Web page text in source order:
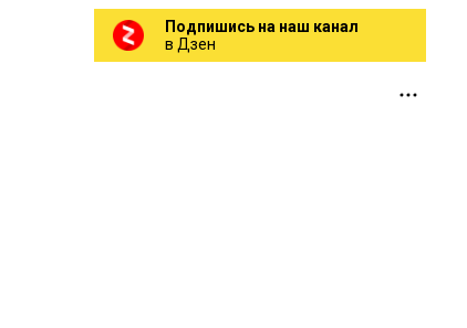
Подпишись на наш канал
в Дзен